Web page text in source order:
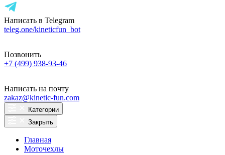
Написать в Telegram
teleg.one/kineticfun_bot
Позвонить
+7 (499) 938-93-46
Написать на почту
zakaz@kinetic-fun.com
Категории
Закрыть
Главная
Моточехлы